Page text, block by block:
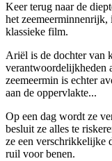
Keer terug naar de
het
klassieke film.
Ariël is de dochter van
verantwoordelijkheden
zeemeermin is echter
aan de oppervlakte...
Op een dag wordt ze
besluit ze alles te
ze een verschrikkelijke
ruil voor benen.